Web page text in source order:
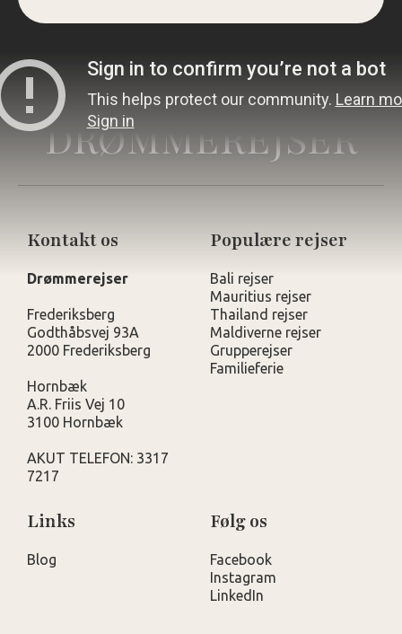
DRØMMEREJSER
Kontakt os
Drømmerejser
Frederiksberg
Godthåbsvej 93A
2000 Frederiksberg
Hornbæk
A.R. Friis Vej 10
3100 Hornbæk
AKUT TELEFON: 3317
7217
Populære rejser
Bali rejser
Mauritius rejser
Thailand rejser
Maldiverne rejser
Grupperejser
Familieferie
Links
Blog
Følg os
Facebook
Instagram
LinkedIn